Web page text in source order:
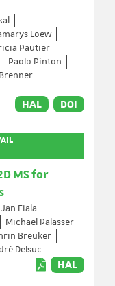
Loew
Pautier
Paolo Pinton
HAL DOI
MS for
Jan Fiala
Michael Palasser
Breuker
Delsuc
HAL